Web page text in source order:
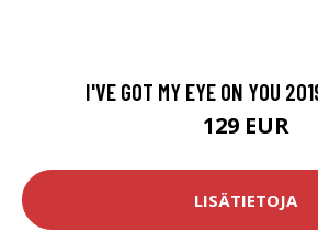
I'VE GOT MY EYE ON YOU
129 EUR
LISÄTIETOJA